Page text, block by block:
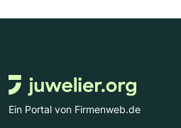
Ein Portal von Firmenweb.de